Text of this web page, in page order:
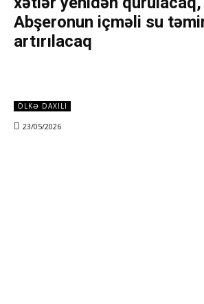
Abşeronun içməli su
artırılacaq
ÖLKƏ DAXILI
23/05/2026